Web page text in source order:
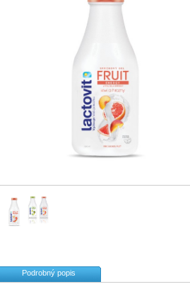
Podrobný popis